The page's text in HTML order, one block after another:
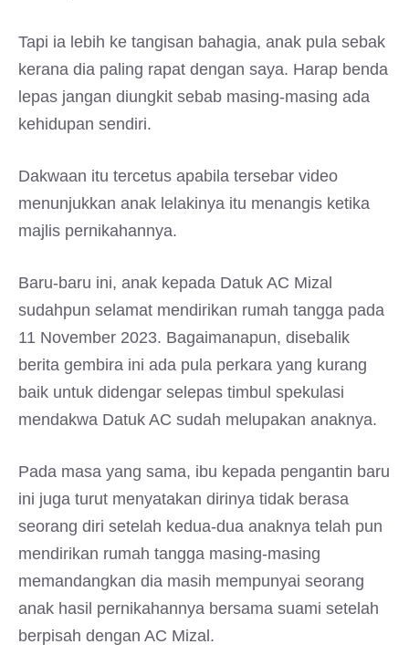
Tapi ia lebih ke tangisan bahagia, anak pula sebak
kerana dia paling rapat dengan saya. Harap benda
lepas jangan diungkit sebab masing-masing ada
kehidupan sendiri.
Dakwaan itu tercetus apabila tersebar video
menunjukkan anak lelakinya itu menangis ketika
majlis pernikahannya.
Baru-baru ini, anak kepada Datuk AC Mizal
sudahpun selamat mendirikan rumah tangga pada
11 November 2023. Bagaimanapun, disebalik
berita gembira ini ada pula perkara yang kurang
baik untuk didengar selepas timbul spekulasi
mendakwa Datuk AC sudah melupakan anaknya.
Pada masa yang sama, ibu kepada pengantin baru
ini juga turut menyatakan dirinya tidak berasa
seorang diri setelah kedua-dua anaknya telah pun
mendirikan rumah tangga masing-masing
memandangkan dia masih mempunyai seorang
anak hasil pernikahannya bersama suami setelah
berpisah dengan AC Mizal.